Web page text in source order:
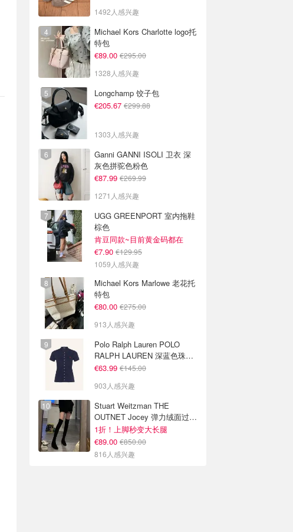
1492人感兴趣
Michael Kors Charlotte logo托
特包
€89.00 €295.00
1328人感兴趣
Longchamp 饺子包
€205.67 €299.88
1303人感兴趣
Ganni GANNI ISOLI 卫衣 深
灰色拼驼色粉色
€87.99 €269.99
1271人感兴趣
UGG GREENPORT 室内拖鞋
棕色
肯豆同款~目前黄金码都在
€7.90 €129.95
1059人感兴趣
Michael Kors Marlowe 老花托
特包
€80.00 €275.00
913人感兴趣
Polo Ralph Lauren POLO
RALPH LAUREN 深蓝色珠地
布 Polo衫
€63.99 €145.00
903人感兴趣
Stuart Weitzman THE
OUTNET Jocey 弹力绒面过膝
靴
1折！上脚秒变大长腿
€89.00 €850.00
816人感兴趣